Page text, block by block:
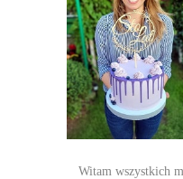
Witam wszystkich